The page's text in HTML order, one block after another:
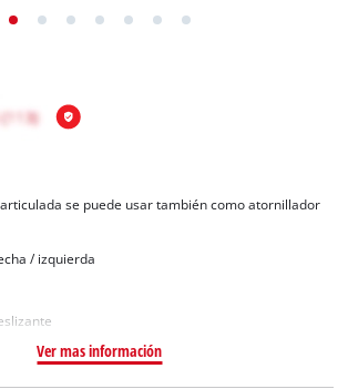
se puede usar también como atornillador
/ izquierda
Ver mas información